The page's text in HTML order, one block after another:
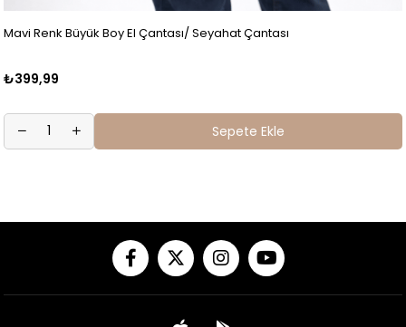
Mavi Renk Büyük Boy El Çantası/ Seyahat Çantası
₺399,99
Sepete Ekle